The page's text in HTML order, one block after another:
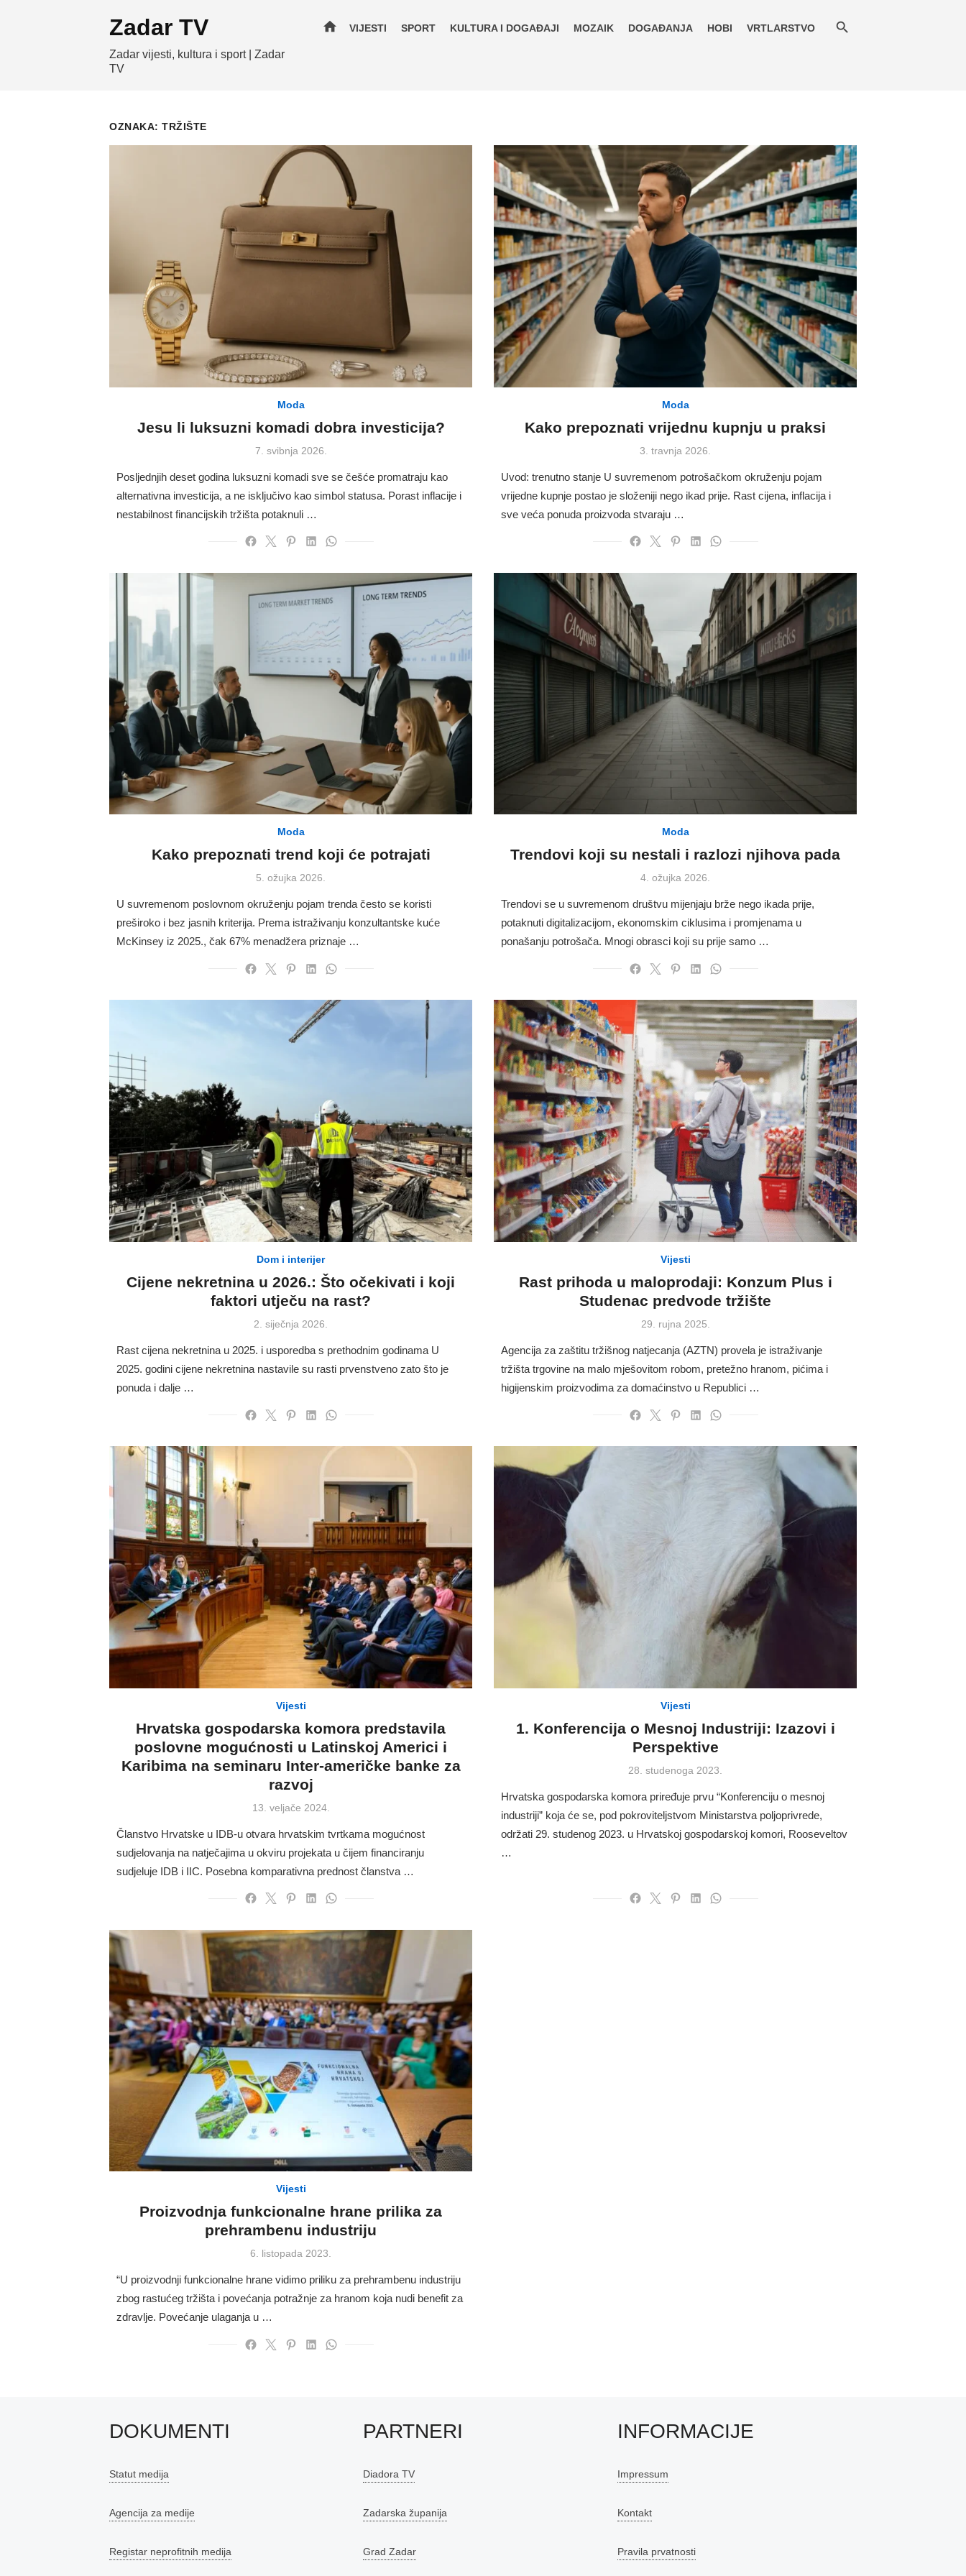
Zadar TV
Zadar vijesti, kultura i sport | Zadar
TV
home VIJESTI SPORT KULTURA I DOGAĐAJI MOZAIK DOGAĐANJA HOBI VRTLARSTVO
OZNAKA: TRŽIŠTE
Moda
Jesu li luksuzni komadi dobra investicija?
Posted
7. svibnja 2026.
Posljednjih deset godina luksuzni komadi sve se češće promatraju kao
alternativna investicija, a ne isključivo kao simbol statusa. Porast inflacije i
nestabilnost financijskih tržišta potaknuli …
Moda
Kako prepoznati vrijednu kupnju u praksi
Posted
3. travnja 2026.
Uvod: trenutno stanje U suvremenom potrošačkom okruženju pojam
vrijedne kupnje postao je složeniji nego ikad prije. Rast cijena, inflacija i
sve veća ponuda proizvoda stvaraju …
Moda
Kako prepoznati trend koji će potrajati
Posted
5. ožujka 2026.
U suvremenom poslovnom okruženju pojam trenda često se koristi
preširoko i bez jasnih kriterija. Prema istraživanju konzultantske kuće
McKinsey iz 2025., čak 67% menadžera priznaje …
Moda
Trendovi koji su nestali i razlozi njihova pada
Posted
4. ožujka 2026.
Trendovi se u suvremenom društvu mijenjaju brže nego ikada prije,
potaknuti digitalizacijom, ekonomskim ciklusima i promjenama u
ponašanju potrošača. Mnogi obrasci koji su prije samo …
Dom i interijer
Cijene nekretnina u 2026.: Što očekivati i koji
faktori utječu na rast?
Posted
2. siječnja 2026.
Rast cijena nekretnina u 2025. i usporedba s prethodnim godinama U
2025. godini cijene nekretnina nastavile su rasti prvenstveno zato što je
ponuda i dalje …
Vijesti
Rast prihoda u maloprodaji: Konzum Plus i
Studenac predvode tržište
Posted
29. rujna 2025.
Agencija za zaštitu tržišnog natjecanja (AZTN) provela je istraživanje
tržišta trgovine na malo mješovitom robom, pretežno hranom, pićima i
higijenskim proizvodima za domaćinstvo u Republici …
Vijesti
Hrvatska gospodarska komora predstavila
poslovne mogućnosti u Latinskoj Americi i
Karibima na seminaru Inter-američke banke za
razvoj
Posted
13. veljače 2024.
Članstvo Hrvatske u IDB-u otvara hrvatskim tvrtkama mogućnost
sudjelovanja na natječajima u okviru projekata u čijem financiranju
sudjeluje IDB i IIC. Posebna komparativna prednost članstva …
Vijesti
1. Konferencija o Mesnoj Industriji: Izazovi i
Perspektive
Posted
28. studenoga 2023.
Hrvatska gospodarska komora priređuje prvu “Konferenciju o mesnoj
industriji” koja će se, pod pokroviteljstvom Ministarstva poljoprivrede,
održati 29. studenog 2023. u Hrvatskoj gospodarskoj komori, Rooseveltov
…
Vijesti
Proizvodnja funkcionalne hrane prilika za
prehrambenu industriju
Posted
6. listopada 2023.
“U proizvodnji funkcionalne hrane vidimo priliku za prehrambenu industriju
zbog rastućeg tržišta i povećanja potražnje za hranom koja nudi benefit za
zdravlje. Povećanje ulaganja u …
DOKUMENTI
Statut medija
Agencija za medije
Registar neprofitnih medija
PARTNERI
Diadora TV
Zadarska županija
Grad Zadar
INFORMACIJE
Impressum
Kontakt
Pravila prvatnosti